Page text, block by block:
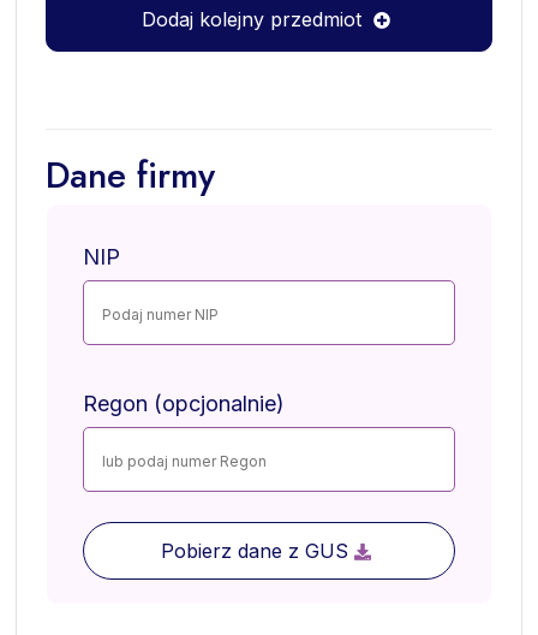
Dodaj kolejny przedmiot
Dane firmy
NIP
Regon (opcjonalnie)
Pobierz dane z GUS